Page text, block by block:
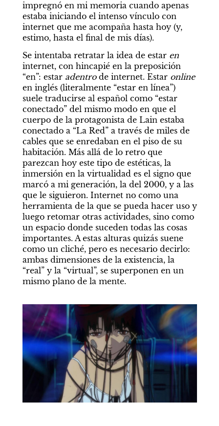
impregnó en mi memoria cuando apenas
estaba iniciando el intenso vínculo con
internet que me acompaña hasta hoy (y,
estimo, hasta el final de mis días).
Se intentaba retratar la idea de estar en
internet, con hincapié en la preposición
“en”: estar adentro de internet. Estar
online
en inglés (literalmente “estar en línea”)
suele traducirse al español como “estar
conectado” del mismo modo en que el
cuerpo de la protagonista de Lain estaba
conectado a “La Red” a través de miles de
cables que se enredaban en el piso de su
habitación. Más allá de lo retro que
parezcan hoy este tipo de estéticas, la
inmersión en la virtualidad es el signo que
marcó a mi generación, la del 2000, y a las
que le siguieron. Internet no como una
herramienta de la que se pueda hacer uso y
luego retomar otras actividades, sino como
un espacio donde suceden todas las cosas
importantes. A estas alturas quizás suene
como un cliché, pero es necesario decirlo:
ambas dimensiones de la existencia, la
“real” y la “virtual”, se superponen en un
mismo plano de la mente.